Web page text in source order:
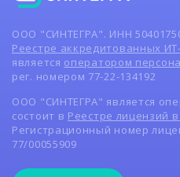
ООО "СИНТЕГРА". ИНН
Реестре аккредитованных
является оператором
рег. номером 77-22-134192
ООО "СИНТЕГРА" является
состоит в Реестре лицензий
Регистрационный номер
77/00055909